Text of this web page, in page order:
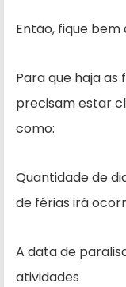
Então, fique
Para que haja as
precisam estar
como:
Quantidade de
de férias irá
A data de
atividades